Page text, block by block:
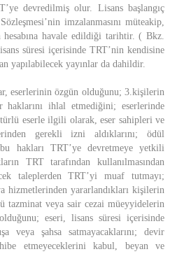
devredilmiş olur. Lisans başlangıç
imzalanmasını müteakip,
havale edildiği tarihtir. ( Bkz.
süresi içerisinde TRT’nin kendisine
yapılabilecek yayınlar da dahildir.
eserlerinin özgün olduğunu; 3.kişilerin
ihlal etmediğini; eserlerinde
eserle ilgili olarak, eser sahipleri ve
gerekli izni aldıklarını; ödül
hakları TRT’ye devretmeye yetkili
TRT tarafından kullanılmasından
taleplerden TRT’yi muaf tutmayı;
hizmetlerinden yararlandıkları kişilerin
tazminat veya sair cezai müeyyidelerin
eseri, lisans süresi içerisinde
veya şahsa satmayacaklarını; devir
etmeyeceklerini kabul, beyan ve